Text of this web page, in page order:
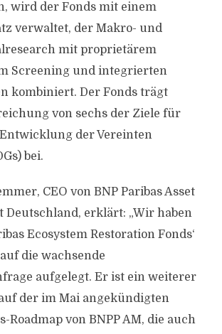
wird der Fonds mit einem
verwaltet, der Makro- und
mit proprietärem
Screening und integrierten
kombiniert. Der Fonds trägt
von sechs der Ziele für
der Vereinten
bei.
CEO von BNP Paribas Asset
Deutschland, erklärt: „Wir haben
Ecosystem Restoration Fonds‘
die wachsende
aufgelegt. Er ist ein weiterer
der im Mai angekündigten
Roadmap von BNPP AM, die auch